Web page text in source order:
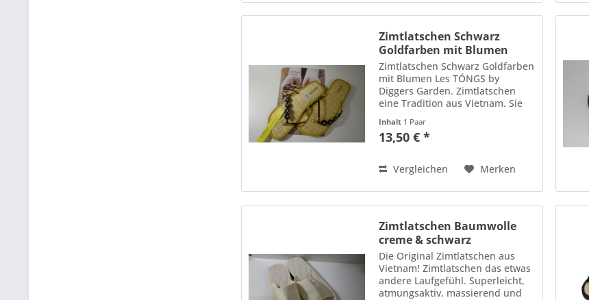
Zimtlatschen Schwarz
Goldfarben mit Blumen
Les...
Zimtlatschen Schwarz Goldfarben
mit Blumen Les TÓNGS by
Diggers Garden. Zimtlatschen
eine Tradition aus Vietnam. Sie
Wohlbefinden über die
Akupressunrpunkte der
Wohltuenden Eigenschaften
Inhalt 1 Paar
13,50 € *
Vergleichen Merken
Zimtlatschen Baumwolle
creme & schwarz
Die Original Zimtlatschen aus
Vietnam! Zimtlatschen das etwas
andere Laufgefühl. Superleicht,
atmungsaktiv, massierend und